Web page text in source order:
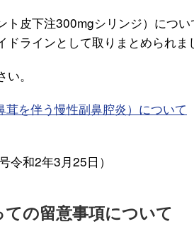
ト皮下注300mgシリンジ）につ
ラインとして取りまとめられま
。
を伴う慢性副鼻腔炎）について
令和2年3月25日）
の留意事項について